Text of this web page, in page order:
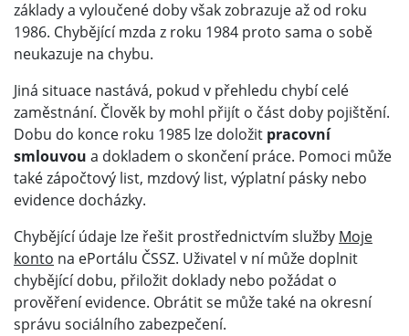
základy a vyloučené doby však zobrazuje až od roku
1986. Chybějící mzda z roku 1984 proto sama o sobě
neukazuje na chybu.
Jiná situace nastává, pokud v přehledu chybí celé
zaměstnání. Člověk by mohl přijít o část doby pojištění.
Dobu do konce roku 1985 lze doložit pracovní
smlouvou a dokladem o skončení práce. Pomoci může
také zápočtový list, mzdový list, výplatní pásky nebo
evidence docházky.
Chybějící údaje lze řešit prostřednictvím služby Moje
konto na ePortálu ČSSZ. Uživatel v ní může doplnit
chybějící dobu, přiložit doklady nebo požádat o
prověření evidence. Obrátit se může také na okresní
správu sociálního zabezpečení.